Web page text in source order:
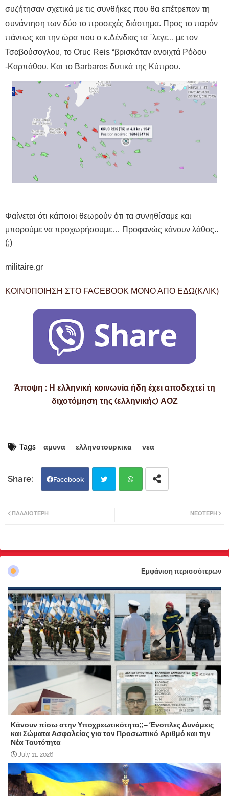
συζήτησαν σχετικά με τις συνθήκες που θα επέτρεπαν τη
συνάντηση των δύο το προσεχές διάστημα. Προς το παρόν
πάντως και την ώρα που ο κ.Δένδιας τα ΄λεγε... με τον
Τσαβούσογλου, το Oruc Reis “βρισκόταν ανοιχτά Ρόδου
-Καρπάθου. Και το Barbaros δυτικά της Κύπρου.
Φαίνεται ότι κάποιοι θεωρούν ότι τα συνηθίσαμε και
μπορούμε να προχωρήσουμε… Προφανώς κάνουν λάθος..
(;)
militaire.gr
ΚΟΙΝΟΠΟΙΗΣΗ ΣΤΟ FACEBOΟΚ ΜΟΝΟ ΑΠΟ ΕΔΩ(ΚΛΙΚ)
Άποψη : Η ελληνική κοινωνία ήδη έχει αποδεχτεί τη
διχοτόμηση της (ελληνικής) ΑΟΖ
Tags αμυνα ελληνοτουρκικα νεα
Facebook
ΝΕΌΤΕΡΗ
ΠΑΛΑΙΌΤΕΡΗ
Εμφάνιση περισσότερων
Κάνουν πίσω στην Υποχρεωτικότητα;;– Ένοπλες Δυνάμεις
και Σώματα Ασφαλείας για τον Προσωπικό Αριθμό και την
Νέα Ταυτότητα
July 11, 2026